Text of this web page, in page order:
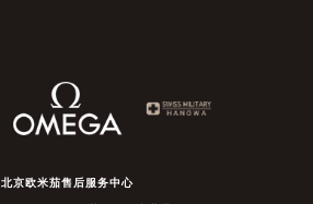
北京欧米茄售后服务中心